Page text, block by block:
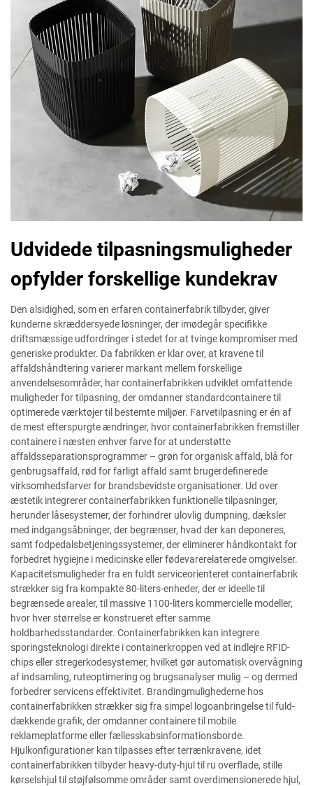
Udvidede tilpasningsmuligheder
opfylder forskellige kundekrav
Den alsidighed, som en erfaren containerfabrik tilbyder, giver
kunderne skræddersyede løsninger, der imødegår specifikke
driftsmæssige udfordringer i stedet for at tvinge kompromiser med
generiske produkter. Da fabrikken er klar over, at kravene til
affaldshåndtering varierer markant mellem forskellige
anvendelsesområder, har containerfabrikken udviklet omfattende
muligheder for tilpasning, der omdanner standardcontainere til
optimerede værktøjer til bestemte miljøer. Farvetilpasning er én af
de mest efterspurgte ændringer, hvor containerfabrikken fremstiller
containere i næsten enhver farve for at understøtte
affaldsseparationsprogrammer – grøn for organisk affald, blå for
genbrugsaffald, rød for farligt affald samt brugerdefinerede
virksomhedsfarver for brandsbevidste organisationer. Ud over
æstetik integrerer containerfabrikken funktionelle tilpasninger,
herunder låsesystemer, der forhindrer ulovlig dumpning, dæksler
med indgangsåbninger, der begrænser, hvad der kan deponeres,
samt fodpedalsbetjeningssystemer, der eliminerer håndkontakt for
forbedret hygiejne i medicinske eller fødevarerelaterede omgivelser.
Kapacitetsmuligheder fra en fuldt serviceorienteret containerfabrik
strækker sig fra kompakte 80-liters-enheder, der er ideelle til
begrænsede arealer, til massive 1100-liters kommercielle modeller,
hvor hver størrelse er konstrueret efter samme
holdbarhedsstandarder. Containerfabrikken kan integrere
sporingsteknologi direkte i containerkroppen ved at indlejre RFID-
chips eller stregerkodesystemer, hvilket gør automatisk overvågning
af indsamling, ruteoptimering og brugsanalyser mulig – og dermed
forbedrer servicens effektivitet. Brandingmulighederne hos
containerfabrikken strækker sig fra simpel logoanbringelse til fuld-
dækkende grafik, der omdanner containere til mobile
reklameplatforme eller fællesskabsinformationsborde.
Hjulkonfigurationer kan tilpasses efter terrænkravene, idet
containerfabrikken tilbyder heavy-duty-hjul til ru overflade, stille
kørselshjul til støjfølsomme områder samt overdimensionerede hjul,